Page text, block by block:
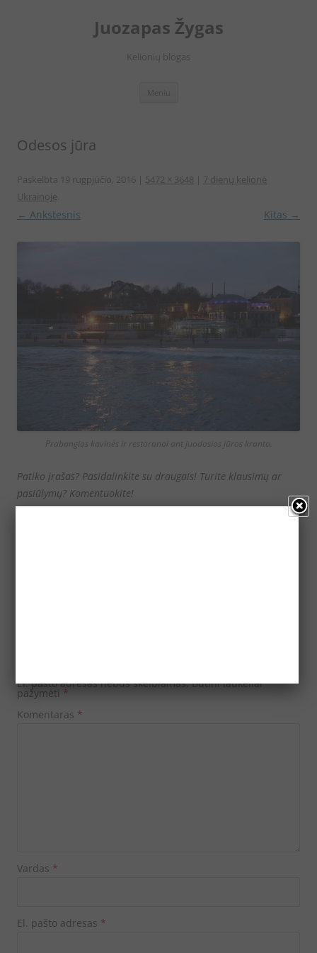
Juozapas Žygas
Kelionių blogas
Odesos jūra
Paskelbta 19 rugpjūčio, 2016 | 5472 × 3648 | 7 dienų kelionė
Ukrainoje.
← Ankstesnis Kitas →
Prabangios kavinės ir restoranai ant juodosios jūros kranto.
Patiko įrašas? Pasidalinkite su draugais! Turite klausimų ar
pasiūlymų? Komentuokite!
El. pašto adresas nebus skelbiamas. Būtini laukeliai
pažymėti *
Komentaras *
Vardas *
El. pašto adresas *